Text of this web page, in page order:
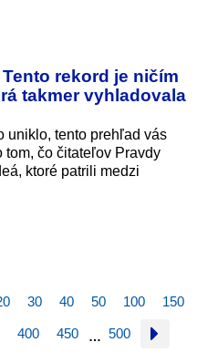
rekord je ničím
takmer vyhladovala
uniklo, tento prehľad vás
tom, čo čitateľov Pravdy
ktoré patrili medzi
30 40 50 100 150
400 450 … 500